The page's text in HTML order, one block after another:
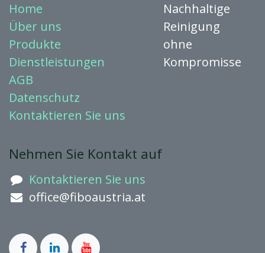
Home
Über uns
Produkte
Dienstleistungen
AGB
Datenschutz
Kontaktieren Sie uns
Nachhaltige
Reinigung
ohne
Kompromisse
Nehmen Sie Kontakt auf
Kontaktieren Sie uns
office@fiboaustria.at